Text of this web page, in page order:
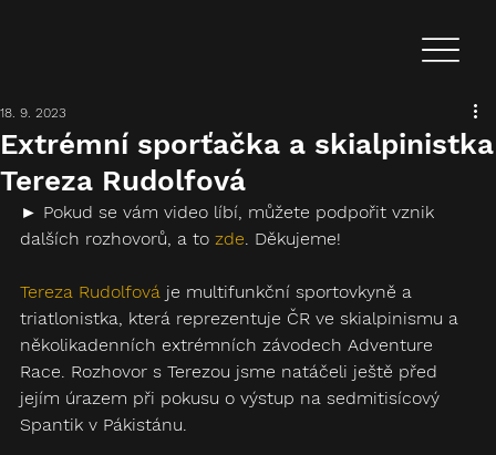
Extrémní sporťačka a skialpinistka
Tereza Rudolfová
18. 9. 2023
► Pokud se vám video líbí, můžete podpořit vznik
dalších rozhovorů, a to zde. Děkujeme!
Tereza Rudolfová je multifunkční sportovkyně a
triatlonistka, která reprezentuje ČR ve skialpinismu a
několikadenních extrémních závodech Adventure
Race. Rozhovor s Terezou jsme natáčeli ještě před
jejím úrazem při pokusu o výstup na sedmitisícový
Spantik v Pákistánu.